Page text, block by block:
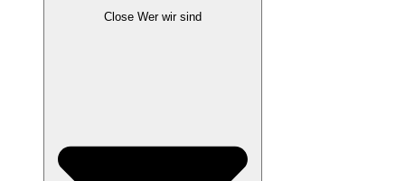
Close Wer wir sind